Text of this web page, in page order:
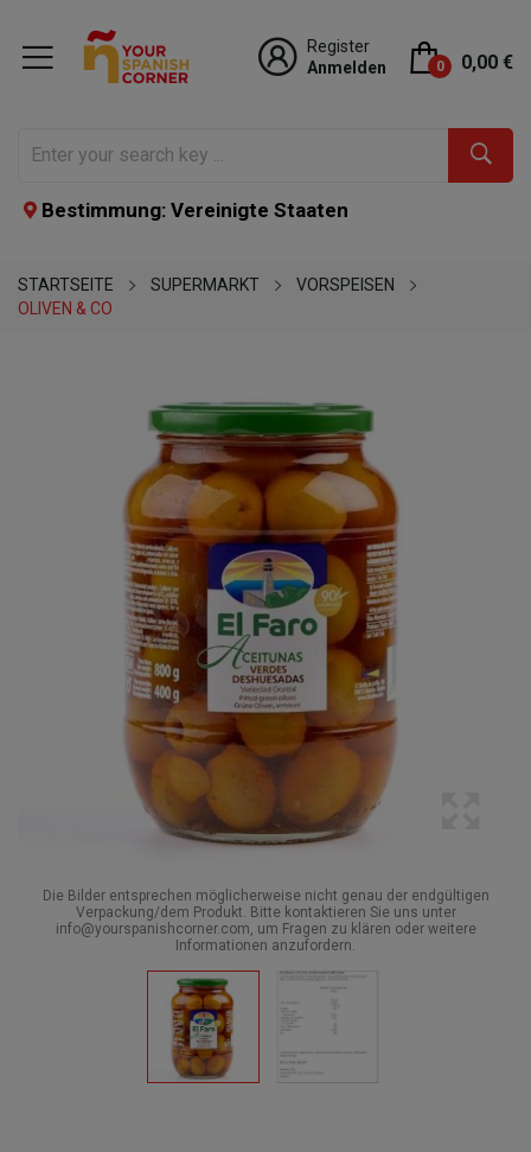
Register
Anmelden
0 0,00 €
Bestimmung: Vereinigte Staaten
STARTSEITE SUPERMARKT
VORSPEISEN
OLIVEN & CO
Die Bilder entsprechen möglicherweise nicht genau der endgültigen
Verpackung/dem Produkt. Bitte kontaktieren Sie uns unter
info@yourspanishcorner.com, um Fragen zu klären oder weitere
Informationen anzufordern.